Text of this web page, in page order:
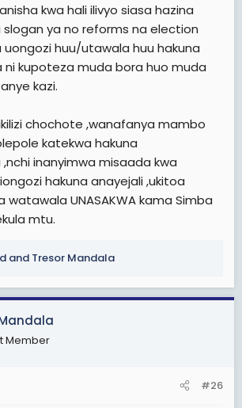
kwa hali ilivyo siasa hazina
slogan ya no reforms na election
uongozi huu/utawala huu hakuna
kupoteza muda bora huo muda
kazi.
chochote ,wanafanya mambo
katekwa hakuna
inanyimwa misaada kwa
hakuna anayejali ,ukitoa
UNASAKWA kama Simba
mtu.
and Tresor Mandala
Member
#26